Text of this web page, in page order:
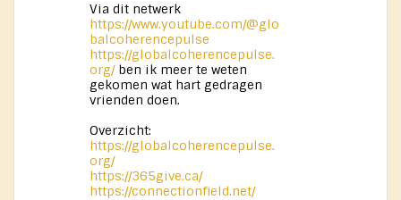
Via dit netwerk
https://www.youtube.com/@glo
balcoherencepulse
https://globalcoherencepulse.
org/ben ik meer te weten
gekomen wat hart gedragen
vrienden doen.
Overzicht:
https://globalcoherencepulse.
org/
https://365give.ca/
https://connectionfield.net/